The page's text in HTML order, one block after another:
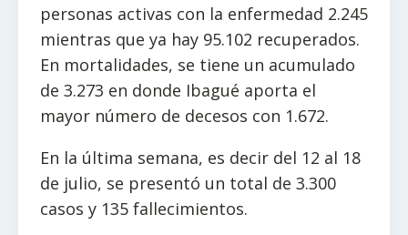
personas activas con la enfermedad 2.245
mientras que ya hay 95.102 recuperados.
En mortalidades, se tiene un acumulado
de 3.273 en donde Ibagué aporta el
mayor número de decesos con 1.672.
En la última semana, es decir del 12 al 18
de julio, se presentó un total de 3.300
casos y 135 fallecimientos.